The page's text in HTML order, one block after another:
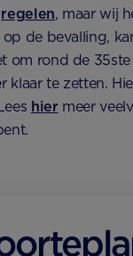
regelen, maar wij
de bevalling,
om rond de
te zetten.
hier meer